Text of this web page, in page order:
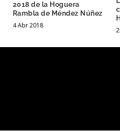
2018 de la Hoguera
Rambla de Méndez Núñez
4 Abr 2018